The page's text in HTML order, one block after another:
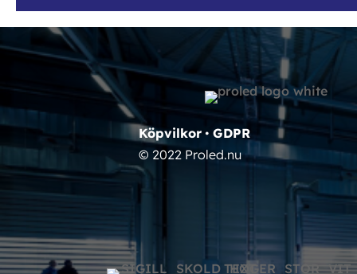
Köpvilkor •GDPR
© 2022 Proled.nu